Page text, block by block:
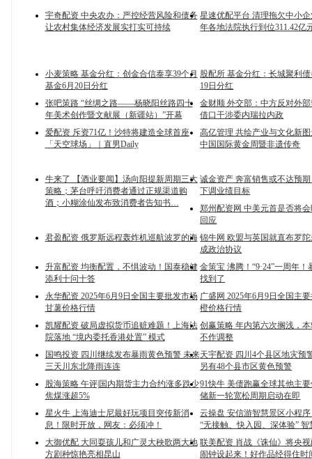
宇奇配资 中央农办：严控经营风险和债务
让农村集体经济发展实打实可持续
星速优配平台 清理拖欠中小企
年各地法院执行到位311.42亿
小麦策略 基金分红：创金合信泰享39个月
基金6月20日分红
股配所 基金分红：长城聚利
19日分红
张吧策路 “丝绸之路——杨晓阳丝路四十
年美术创作暨文献展（新疆站）”开幕
金财顺 外交部：中方反对外
借口干涉委内瑞拉内政
爱配资 斥资71亿！沙特将建造全球首座
「天空球场」｜直男Daily
高亿管理 共绘产业与文化新
中国国际黄金周暨非遗传奇
牛来了 【酒业要闻】汤向阳提新周期三大
策略；茅台呼吁消费者通过正规渠道购
酒；小糊涂仙发布致消费者告知书…
诚金资产 奔富销售或不达预
下调业绩目标
郑州配资网 中美元首是否将
回应
君盈配资 俄罗斯远程轰炸机巡航波罗的海 锦牛网 欧盟与英国就直布罗
成政治协议
升富配资 均衡配置，不惧波动！国泰稳健
添利十问十答
金策宝 沸腾！“9·24”一周年！
找到了
永华配资 2025年6月9日全国主要批发市场
甘薯价格行情
广盛网 2025年6月9日全国主
橙价格行情
凯耀配资 破局虚拟货币追赃难题！上海法
院落地 “境内委托香港处置” 模式
创赢策略 年内第六次搁浅，
不作调整
国鸣投资 四川继续发布暴雨黄色预警 未来
三天川东北降雨连连
天宇配资 四川4个县区地灾预
另有48个县市区黄色预警
股海策略 午评|国内期货主力合约涨多跌少
焦煤涨超5%
91快牛 美债跑赢全球其他主
储新一轮宽松周期启动在即
星火牛 上海迪士尼最好玩项目突传新消
息！限时开放，网友：必须冲！
云操盘 安信游智慧景区小程
“无接触、快入园、深体验” 智
大御优配 大同耍孩儿和广灵大秧歌两大地
方剧种惊艳亮相昆山
联美配资 肖战《诛仙》将央
闹钟设起来！好作品经得住时